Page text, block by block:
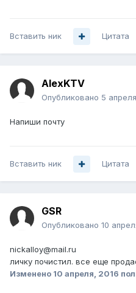
Вставить ник Цитата
AlexKTV
Опубликовано 5
Напиши почту
Вставить ник Цитата
GSR
Опубликовано 10
nickalloy@mail.ru
личку почистил. все еще
Изменено 10 апреля, 2016